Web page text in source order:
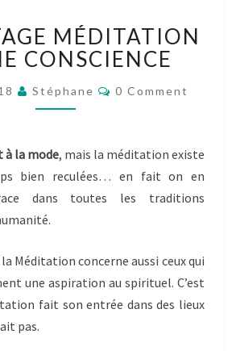
MÉDITATION
PLEINE
CONSCIENCE
MÉDITATION
CONSCIENCE
Stéphane Comments
0 Comment
à la mode, mais la méditation existe
bien reculées… en fait on en
dans toutes les traditions
Méditation concerne aussi ceux qui
une aspiration au spirituel. C’est
fait son entrée dans des lieux
pas.